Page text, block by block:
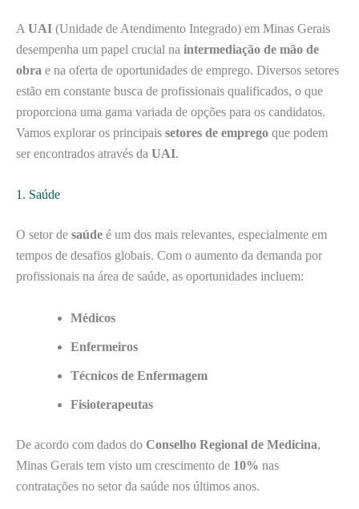
A UAI (Unidade de Atendimento Integrado) em Minas Gerais
desempenha um papel crucial na intermediação de mão de
obra e na oferta de oportunidades de emprego. Diversos setores
estão em constante busca de profissionais qualificados, o que
proporciona uma gama variada de opções para os candidatos.
Vamos explorar os principais setores de emprego que podem
ser encontrados através da UAI.
1. Saúde
O setor de saúde é um dos mais relevantes, especialmente em
tempos de desafios globais. Com o aumento da demanda por
profissionais na área de saúde, as oportunidades incluem:
Médicos
Enfermeiros
Técnicos de Enfermagem
Fisioterapeutas
De acordo com dados do Conselho Regional de Medicina,
Minas Gerais tem visto um crescimento de 10% nas
contratações no setor da saúde nos últimos anos.